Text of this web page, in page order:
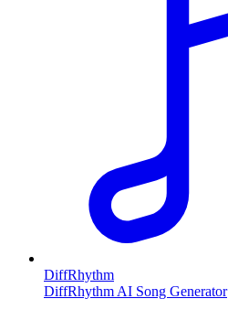
DiffRhythm
DiffRhythm AI Song Generator